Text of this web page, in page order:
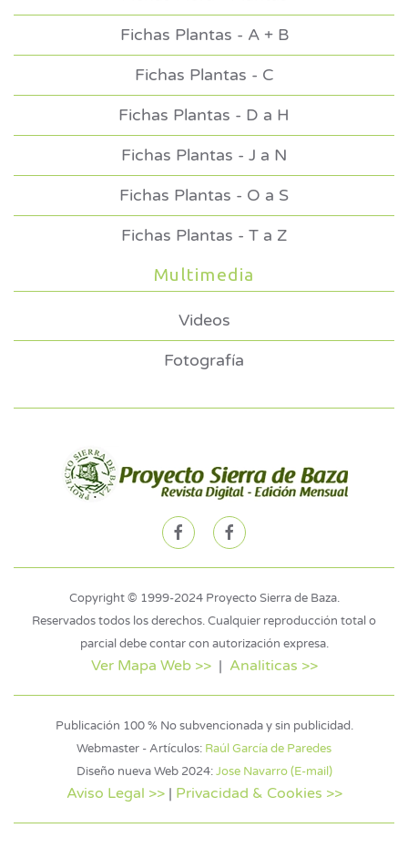
Fichas Plantas - A + B
Fichas Plantas - C
Fichas Plantas - D a H
Fichas Plantas - J a N
Fichas Plantas - O a S
Fichas Plantas - T a Z
Multimedia
Videos
Fotografía
Copyright © 1999-2024 Proyecto Sierra de Baza.
Reservados todos los derechos. Cualquier reproducción total o
parcial debe contar con autorización expresa.
Ver Mapa Web >>| Analiticas >>
Publicación 100 % No subvencionada y sin publicidad.
Webmaster - Artículos: Raúl García de Paredes
Diseño nueva Web 2024:Jose Navarro (E-mail)
Aviso Legal >>| Privacidad & Cookies >>